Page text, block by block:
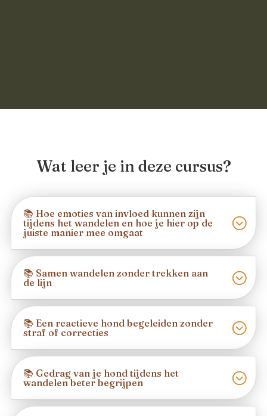
Wat leer je in deze cursus?
📚 Hoe emoties van invloed kunnen zijn
tijdens het wandelen en hoe je hier op de
juiste manier mee omgaat
📚 Samen wandelen zonder trekken aan
de lijn
📚 Een reactieve hond begeleiden zonder
straf of correcties
📚 Gedrag van je hond tijdens het
wandelen beter begrijpen